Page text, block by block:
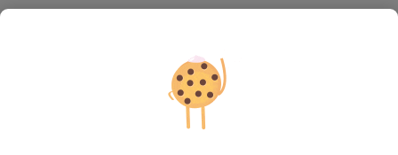
Fie că vorbim despre ten, corp sau păr, uleiurile de
îngrijire au beneficii extraordinare, pentru că sunt
antioxidante şi o sursă minunată de acizi grași,